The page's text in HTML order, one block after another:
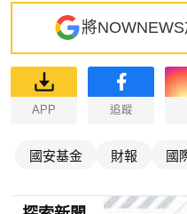
將
APP 追蹤
國安基金 財報 國